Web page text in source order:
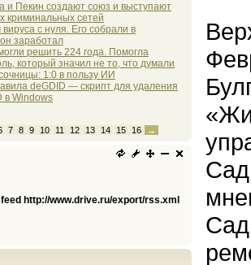
и Пекин создают союз и выступают
криминальных сетей
с нуля. Его собрали в
заработал
решить 224 года. Помогла
который значил не то, что думали
1:0 в пользу ИИ
deGDID — скрипт для удаления
в Windows
7 8 9 10 11 12 13 14 15 16 →
http://www.drive.ru/export/rss.xml